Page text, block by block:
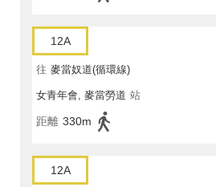
12A
往 麥當奴道(循環線)
女青年會, 麥當勞道 站
距離 330m
12A